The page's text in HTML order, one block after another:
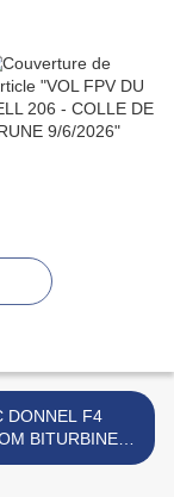
DONNEL F4
BITURBINES
D’ENVERGURE